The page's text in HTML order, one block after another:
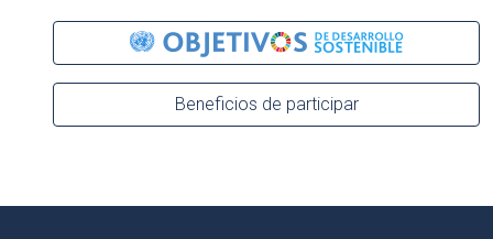
Beneficios de participar